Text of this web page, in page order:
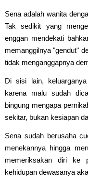
Sena adalah wanita
Tak sedikit yang
enggan mendekati
memanggilnya "gendut"
tidak menganggapnya
Di sisi lain,
karena malu sudah
bingung mengapa
sekitar, bukan kesiapan
Sena sudah berusaha
menekannya hingga
memeriksakan diri ke
kehidupan dewasanya